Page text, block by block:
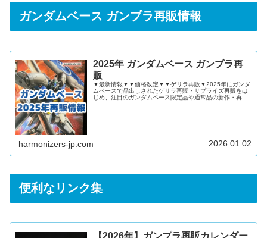
ガンダムベース ガンプラ再販情報
2025年 ガンダムベース ガンプラ再
販
▼最新情報▼▼価格改定▼▼ゲリラ再販▼2025年にガンダ
ムベースで品出しされたゲリラ再販・サプライズ再販をは
じめ、注目のガンダムベース限定品や通常品の新作・再販
harmonizers-jp.com 2026.01.02
便利なリンク集
【2026年】ガンプラ再販カレンダー